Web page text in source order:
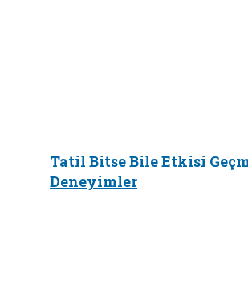
Tatil Bitse Bile Etkisi
Deneyimler